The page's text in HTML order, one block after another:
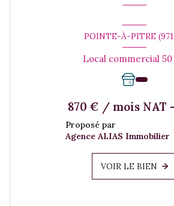
POINTE-À-PITRE
870 € / mois NAT
Proposé par
Agence ALIAS Immobilier
VOIR LE BIEN